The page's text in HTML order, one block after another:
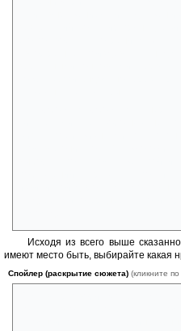
Исходя из всего выше
имеют место быть, выбирайте какая
Спойлер (раскрытие сюжета) (кликните